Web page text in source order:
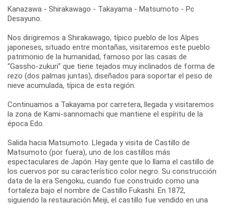
Kanazawa - Shirakawago - Takayama - Matsumoto - Pc
Desayuno.
Nos dirigiremos a Shirakawago, típico pueblo de los Alpes
japoneses, situado entre montañas, visitaremos este pueblo
patrimonio de la humanidad, famoso por las casas de
“Gassho-zukuri” que tiene tejados muy inclinados de forma de
rezo (dos palmas juntas), diseñados para soportar el peso de
nieve acumulada, típica de esta región.
Continuamos a Takayama por carretera, llegada y visitaremos
la zona de Kami-sannomachi que mantiene el espíritu de la
época Edo.
Salida hacia Matsumoto. Llegada y visita de Castillo de
Matsumoto (por fuera), uno de los castillos más
espectaculares de Japón. Hay gente que lo llama el castillo de
los cuervos por su característico color negro. Su construcción
data de la era Sengoku, cuando fue construido como una
fortaleza bajo el nombre de Castillo Fukashi. En 1872,
siguiendo la restauración Meiji, el castillo fue vendido en una